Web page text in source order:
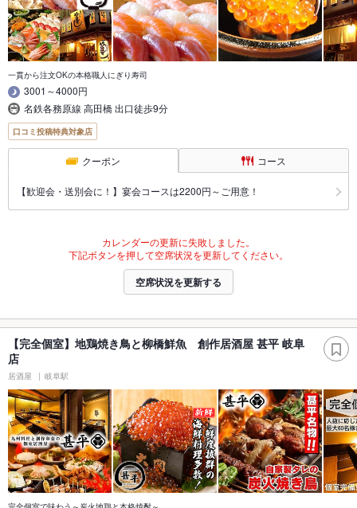
一貫から注文OKの本格職人にぎり寿司
3001～4000円
名鉄各務原線 高田橋 出口徒歩9分
口コミ投稿特典対象店
クーポン コース
【歓迎会・送別会に！】宴会コースは2200円～ご用意！
カレンダーの更新に失敗しました。
下記ボタンを押して空席状況を更新してください。
空席状況を更新する
【完全個室】地鶏焼き鳥と柳橋鮮魚 創作居酒屋 甚平 岐阜
店
居酒屋 岐阜駅